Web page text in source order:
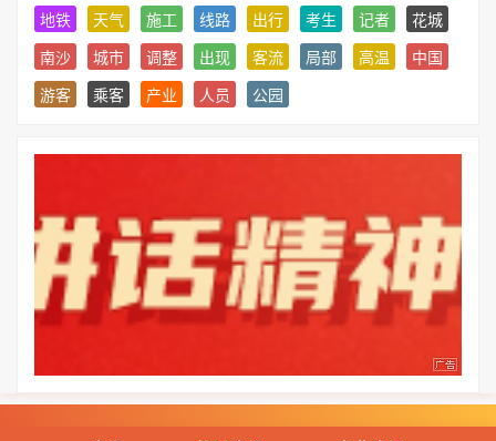
地铁
天气 施工 线路 出行 考生 记者
花城
南沙
城市 调整 出现 客流 局部 高温
中国
游客
乘客 产业 人员 公园